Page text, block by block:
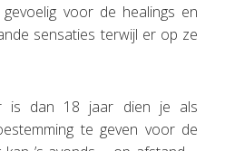
voor de healings en
sensaties terwijl er op ze
is dan 18 jaar dien je als
te geven voor de